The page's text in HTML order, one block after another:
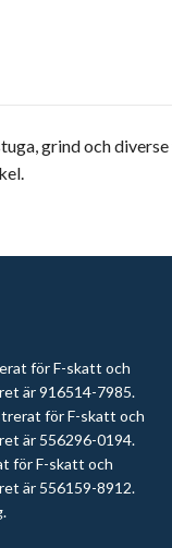
grind och
för F-skatt och
är 916514-7985.
för F-skatt och
är 556296-0194.
för F-skatt och
är 556159-8912.